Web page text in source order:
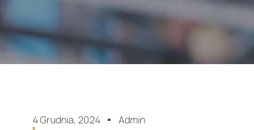
4 Grudnia, 2024 Admin